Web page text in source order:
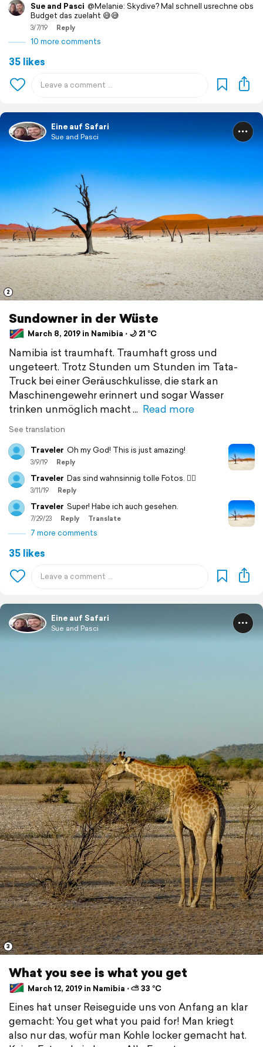
Sue and Pasci @Melanie: Skydive? Mal schnell usrechne obs
Budget das zuelaht 😅😅
3/7/19 Reply
10 more comments
35 likes
Eine auf Safari
Sue and Pasci
2
Sundowner in der Wüste
March 8, 2019 in Namibia ⋅ 🌙 21 °C
Namibia ist traumhaft. Traumhaft gross und
ungeteert. Trotz Stunden um Stunden im Tata-
Truck bei einer Geräuschkulisse, die stark an
Maschinengewehr erinnert und sogar Wasser
trinken unmöglich macht
Read more
See translation
Traveler Oh my God! This is just amazing!
3/9/19 Reply
Traveler Das sind wahnsinnig tolle Fotos. 👍🏼
3/11/19 Reply
Traveler Super! Habe ich auch gesehen.
7/29/23 Reply Translate
7 more comments
35 likes
Eine auf Safari
Sue and Pasci
3
What you see is what you get
March 12, 2019 in Namibia ⋅ ⛅ 33 °C
Eines hat unser Reiseguide uns von Anfang an klar
gemacht: You get what you paid for! Man kriegt
also nur das, wofür man Kohle locker gemacht hat.